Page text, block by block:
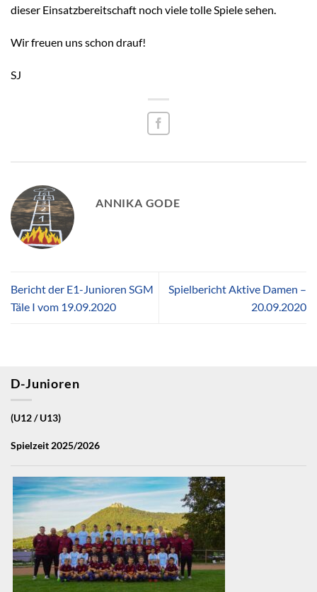
dieser Einsatzbereitschaft noch viele tolle Spiele sehen.
Wir freuen uns schon drauf!
SJ
ANNIKA GODE
Bericht der E1-Junioren SGM
Täle I vom 19.09.2020
Spielbericht Aktive Damen –
20.09.2020
D-Junioren
(U12 / U13)
Spielzeit 2025/2026